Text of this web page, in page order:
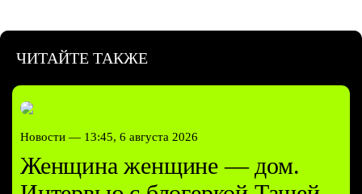
ЧИТАЙТЕ ТАКЖЕ
Новости — 13:45, 6 августа 2026
Женщина женщине — дом.